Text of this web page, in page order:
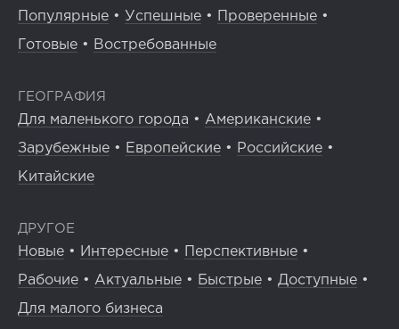
Популярные • Успешные • Проверенные •
Готовые • Востребованные
ГЕОГРАФИЯ
Для маленького города • Американские •
Зарубежные • Европейские • Российские •
Китайские
ДРУГОЕ
Новые • Интересные • Перспективные •
Рабочие • Актуальные • Быстрые • Доступные •
Для малого бизнеса